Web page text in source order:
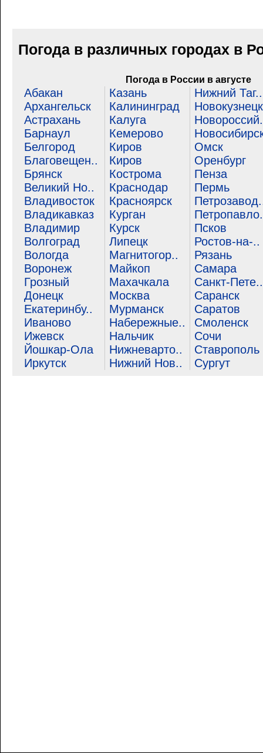
Погода в различных городах в
Погода в России в августе
Абакан
Архангельск
Астрахань
Барнаул
Белгород
Благовещен..
Брянск
Великий Но..
Владивосток
Владикавказ
Владимир
Волгоград
Вологда
Воронеж
Грозный
Донецк
Екатеринбу..
Иваново
Ижевск
Йошкар-Ола
Иркутск
Казань
Калининград
Калуга
Кемерово
Киров
Киров
Кострома
Краснодар
Красноярск
Курган
Курск
Липецк
Магнитогор..
Майкоп
Махачкала
Москва
Мурманск
Набережные..
Нальчик
Нижневарто..
Нижний Нов..
Нижний Таг..
Новокузнецк
Омск
Оренбург
Пенза
Пермь
Псков
Ростов-на-..
Рязань
Самара
Санкт-Пете..
Саранск
Саратов
Смоленск
Сочи
Ставрополь
Сургут